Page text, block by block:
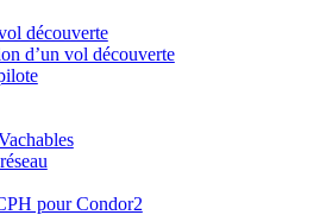
découverte
d’un vol découverte
pour Condor2